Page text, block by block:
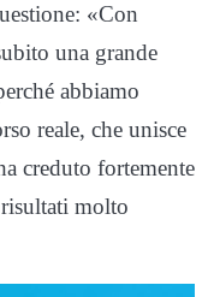
«Con
una grande
abbiamo
reale, che unisce
creduto fortemente
molto